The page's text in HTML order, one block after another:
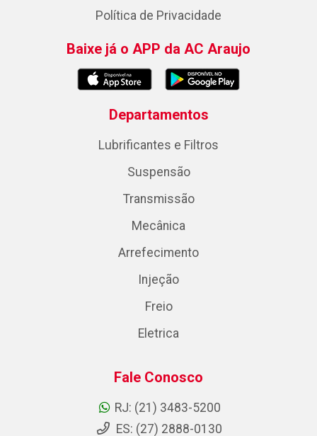
Política de Privacidade
Baixe já o APP da AC Araujo
Departamentos
Lubrificantes e Filtros
Suspensão
Transmissão
Mecânica
Arrefecimento
Injeção
Freio
Eletrica
Fale Conosco
RJ: (21) 3483-5200
ES: (27) 2888-0130